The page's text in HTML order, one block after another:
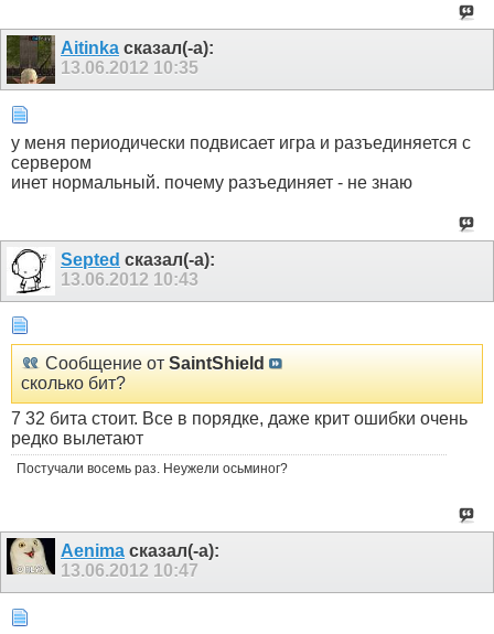
Aitinka сказал(-а):
13.06.2012 10:35
у меня периодически подвисает игра и разъединяется с
сервером
инет нормальный. почему разъединяет - не знаю
Septed сказал(-а):
13.06.2012 10:43
Сообщение от SaintShield
сколько бит?
7 32 бита стоит. Все в порядке, даже крит ошибки очень
редко вылетают
Постучали восемь раз. Неужели осьминог?
Aenima сказал(-а):
13.06.2012 10:47